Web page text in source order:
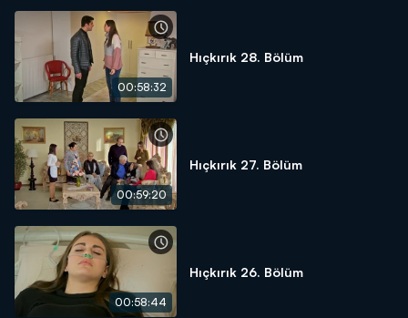
00:58:32
Hıçkırık 28. Bölüm
00:59:20
Hıçkırık 27. Bölüm
00:58:44
Hıçkırık 26. Bölüm